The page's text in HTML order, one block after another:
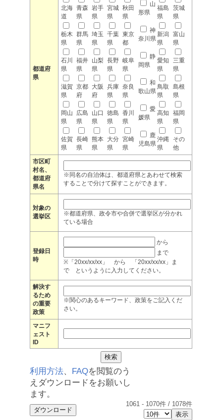
都道府
県
北海
道
青森
県
岩手
県
宮城
県
秋田
県
山
形県
福島
県
茨城
県
栃木
県
群馬
県
埼玉
県
千葉
県
東京
都
神
奈川県
新潟
県
富山
県
石川
県
福井
県
山梨
県
長野
県
岐阜
県
静
岡県
愛知
県
三重
県
滋賀
県
京都
府
大阪
府
兵庫
県
奈良
県
和
歌山県
鳥取
県
島根
県
岡山
県
広島
県
山口
県
徳島
県
香川
県
愛
媛県
高知
県
福岡
県
佐賀
県
長崎
県
熊本
県
大分
県
宮崎
県
鹿
児島県
沖縄
県
その
他
市区町
村名、
都道府
県名
※同名の自治体は、都道府県とあわせて検索
することで分けて探すことができます。
対象の
選挙区
※都道府県、政令市や合併で選挙区が分かれ
ている場合
登録日
時
から
まで
※「20xx/xx/xx」 から 「20xx/xx/xx」ま
で というように入力してください。
解決す
るため
の重要
政策
※関心のあるキーワード、政策をご記入くだ
さい。
マニフ
ェスト
ID
利用方法、 FAQを閲覧のう
えダウンロードをお願いし
ます。
1061 - 1070件 / 1078件